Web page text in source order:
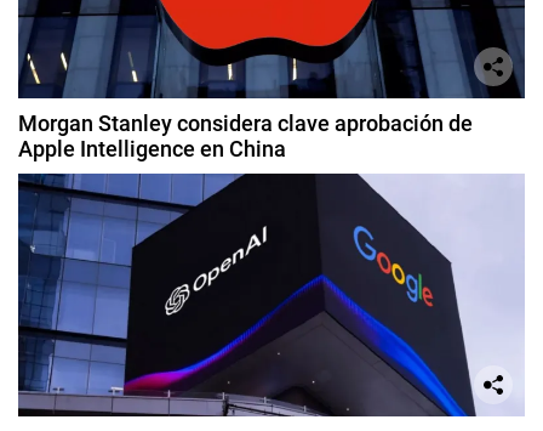
Morgan Stanley considera clave aprobación de
Apple Intelligence en China